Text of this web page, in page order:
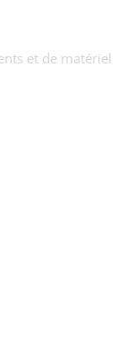
et de matériel